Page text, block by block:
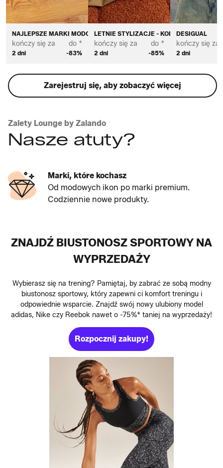
NAJLEPSZE MARKI MODOWE DLA KOBIET
kończy się za
2 dni
do *
-83%
LETNIE STYLIZACJE - KOBIETY
kończy się za
2 dni
do *
-85%
DESIGUAL
kończy się za
2 dni
Zarejestruj się, aby zobaczyć więcej
Zalety Lounge by Zalando
Nasze atuty?
Marki, które kochasz
Od modowych ikon po marki premium.
Codziennie nowe produkty.
ZNAJDŹ BIUSTONOSZ SPORTOWY NA
WYPRZEDAŻY
Wybierasz się na trening? Pamiętaj, by zabrać ze sobą modny
biustonosz sportowy, który zapewni ci komfort treningu i
odpowiednie wsparcie. Znajdź swój nowy ulubiony model
adidas, Nike czy Reebok nawet o -75%* taniej na wyprzedaży!
Rozpocznij zakupy!